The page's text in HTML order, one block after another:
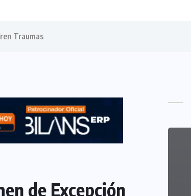
Traumas
de Excepción
23 FEBRERO, 2024